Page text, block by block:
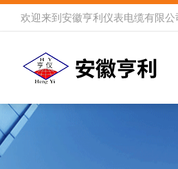
欢迎来到 安徽亨利仪表电缆有限公